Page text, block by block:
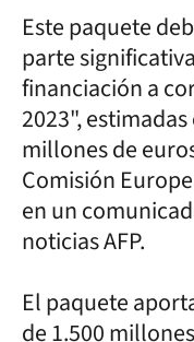
Este paquete
parte
financiación a
2023",
millones de
Comisión
en un
noticias AFP.
El paquete
de 1.500